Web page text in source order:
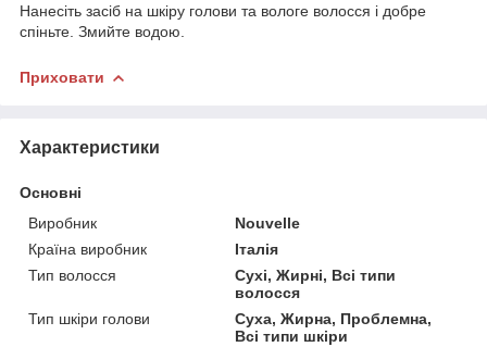
Нанесіть засіб на шкіру голови та вологе волосся і добре
спіньте. Змийте водою.
Приховати
Характеристики
Основні
Виробник
Nouvelle
Країна виробник
Італія
Тип волосся
Сухі, Жирні, Всі типи
волосся
Тип шкіри голови
Суха, Жирна, Проблемна,
Всі типи шкіри